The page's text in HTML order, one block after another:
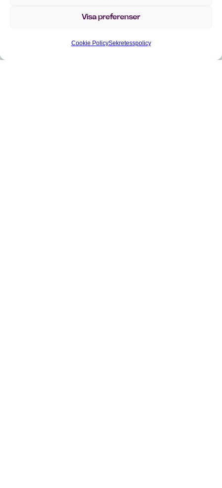
Visa preferenser
Cookie PolicySekretesspolicy